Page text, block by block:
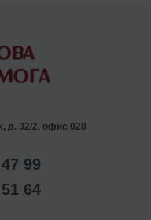
д. 32/2, офис 028
99
64